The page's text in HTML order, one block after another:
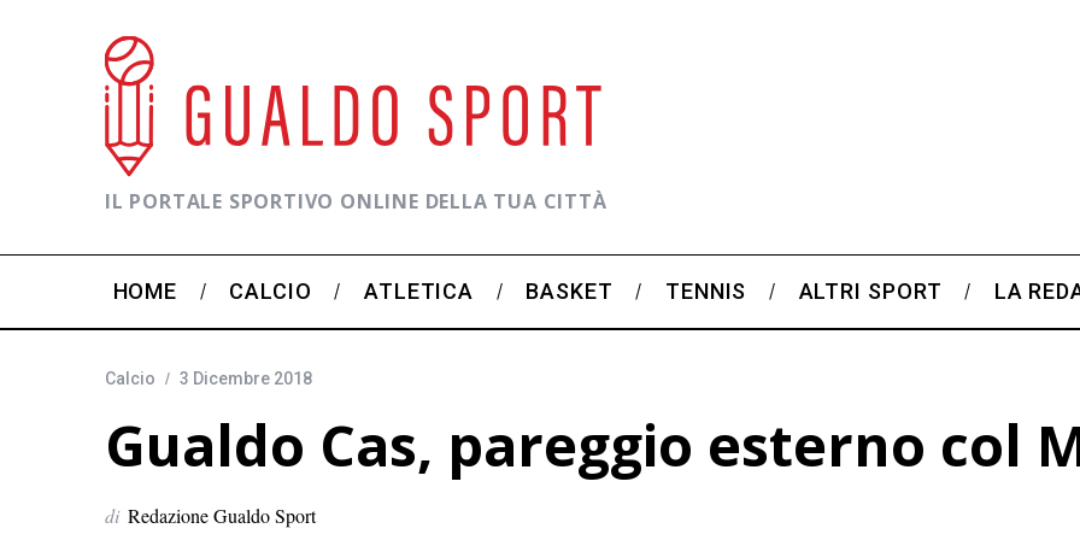
IL PORTALE SPORTIVO ONLINE DELLA TUA CITTÀ
HOME CALCIO ATLETICA BASKET TENNIS ALTRI SPORT LA
Calcio 3 Dicembre 2018
Gualdo Cas, pareggio esterno col
di Redazione Gualdo Sport